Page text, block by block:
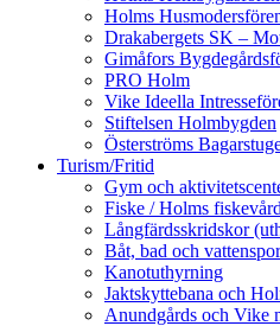
Holms
Drakabergets SK –
Gimåfors
PRO Holm
Vike Ideella
Stiftelsen Holmbygden
Österströms
Turism/Fritid
Gym och
Fiske / Holms
Långfärdsskridskor
Båt, bad och
Kanotuthyrning
Jaktskyttebana och
Anundgårds och Vike